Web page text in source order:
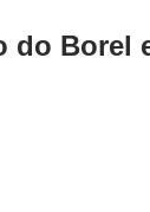
do Borel